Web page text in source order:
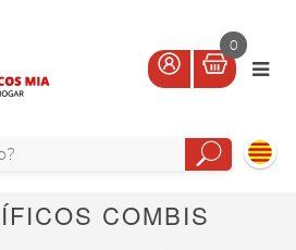
0
COMBIS